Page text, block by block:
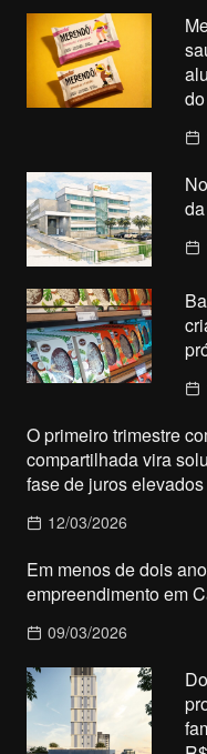
O primeiro trimestre
compartilhada vira
fase de juros elevados
12/03/2026
Em menos de dois
empreendimento em
09/03/2026